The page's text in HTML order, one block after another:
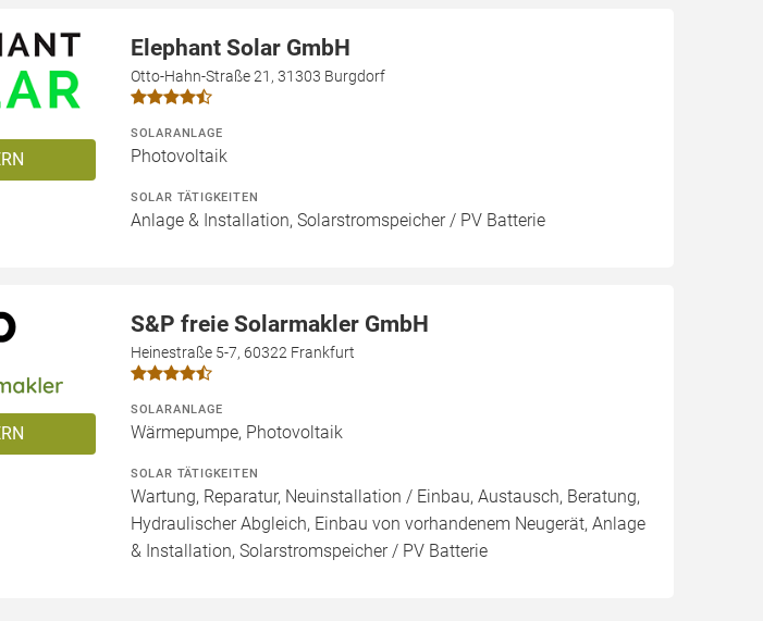
Elephant Solar GmbH
Otto-Hahn-Straße 21, 31303 Burgdorf
SOLARANLAGE
Photovoltaik
SOLAR TÄTIGKEITEN
Anlage & Installation, Solarstromspeicher / PV Batterie
S&P freie Solarmakler GmbH
Heinestraße 5-7, 60322 Frankfurt
SOLARANLAGE
Wärmepumpe, Photovoltaik
SOLAR TÄTIGKEITEN
Wartung, Reparatur, Neuinstallation / Einbau, Austausch, Beratung,
Hydraulischer Abgleich, Einbau von vorhandenem Neugerät, Anlage
& Installation, Solarstromspeicher / PV Batterie